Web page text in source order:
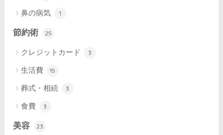
鼻の病気 1
節約術 25
クレジットカード 3
生活費 15
葬式・相続 3
食費 3
美容 23